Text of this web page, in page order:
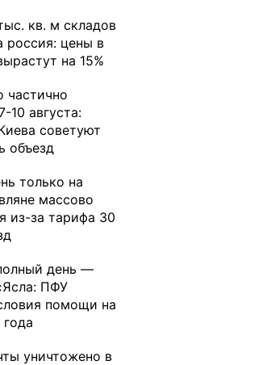
кв. м складов
россия: цены в
на 15%
10 августа:
советуют
объезд
только на
массово
из-за тарифа 30
день —
ПФУ
помощи на
уничтожено в